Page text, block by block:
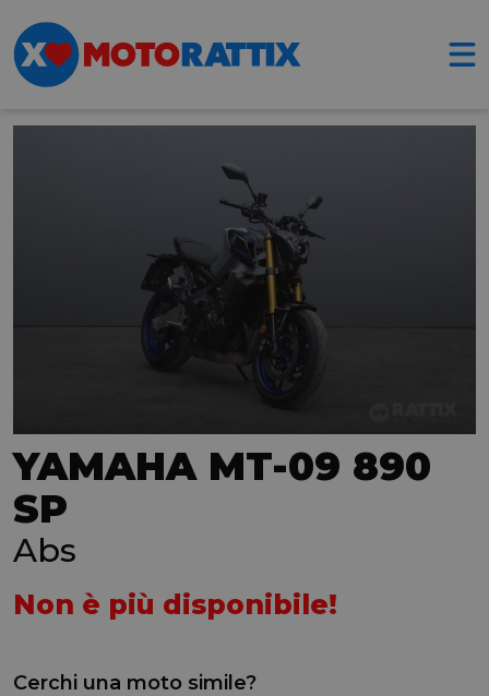
YAMAHA MT-09 890
SP
Abs
Non è più disponibile!
Cerchi una moto simile?